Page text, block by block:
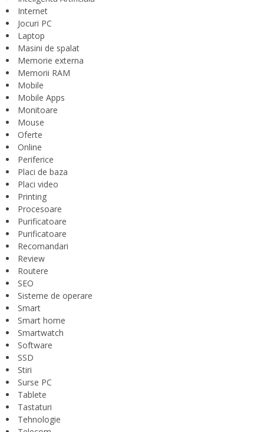
Internet
Jocuri PC
Laptop
Masini de spalat
Memorie externa
Memorii RAM
Mobile
Mobile Apps
Monitoare
Mouse
Oferte
Online
Periferice
Placi de baza
Placi video
Printing
Procesoare
Purificatoare
Purificatoare
Recomandari
Review
Routere
SEO
Sisteme de operare
Smart
Smart home
Smartwatch
Software
SSD
Stiri
Surse PC
Tablete
Tastaturi
Tehnologie